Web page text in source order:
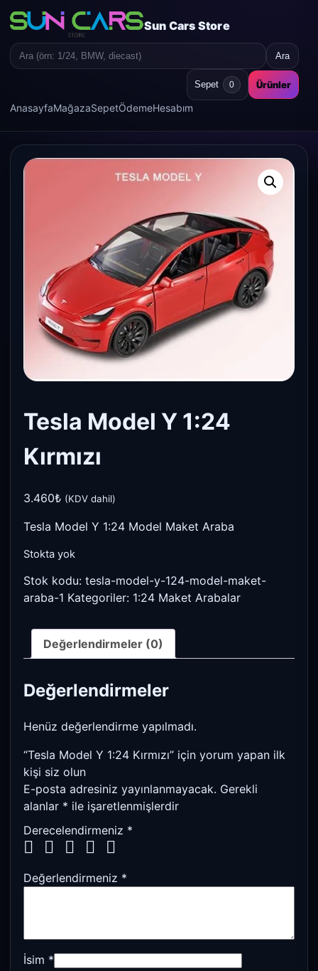
Sun Cars Store
AnasayfaMağazaSepetÖdemeHesabım
Search
Ara
Sepet 0 Ürünler
Tesla Model Y 1:24
Kırmızı
3.460₺ (KDV dahil)
Tesla Model Y 1:24 Model Maket Araba
Stokta yok
Stok kodu: tesla-model-y-124-model-maket-
araba-1 Kategoriler: 1:24 Maket Arabalar
Değerlendirmeler (0)
Değerlendirmeler
Henüz değerlendirme yapılmadı.
“Tesla Model Y 1:24 Kırmızı” için yorum yapan ilk
kişi siz olun
E-posta adresiniz yayınlanmayacak. Gerekli
alanlar * ile işaretlenmişlerdir
Derecelendirmeniz *
Değerlendirmeniz *
İsim *